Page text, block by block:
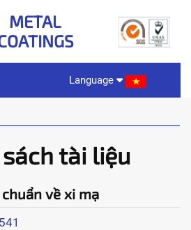
METAL
Language
tài liệu
về xi mạ